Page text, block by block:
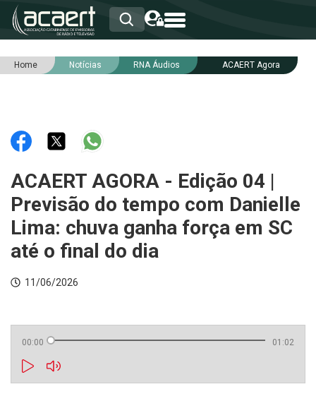
HOME
RNA
NOTÍCIAS
INTEGRIDADE
Home Notícias RNA Áudios ACAERT Agora
ACAERT AGORA - Edição 04 |
Previsão do tempo com Danielle
Lima: chuva ganha força em SC
até o final do dia
11/06/2026
00:00 01:02